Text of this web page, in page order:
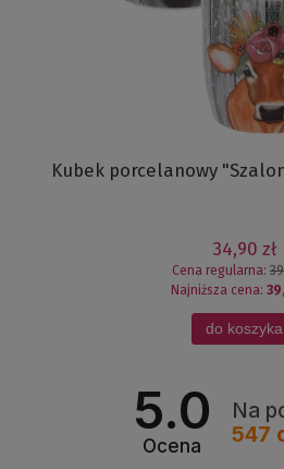
Kubek porcelanowy
34,90 zł
Cena regularna:
Najniższa cena:
do koszyka
5.0
Ocena
Na
547